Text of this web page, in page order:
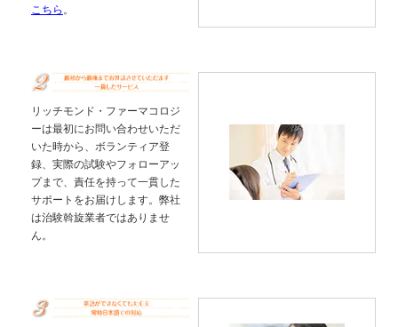
こちら。
リッチモンド・ファーマコロジ
ーは最初にお問い合わせいただ
いた時から、ボランティア登
録、実際の試験やフォローアッ
プまで、責任を持って一貫した
サポートをお届けします。弊社
は治験斡旋業者ではありませ
ん。